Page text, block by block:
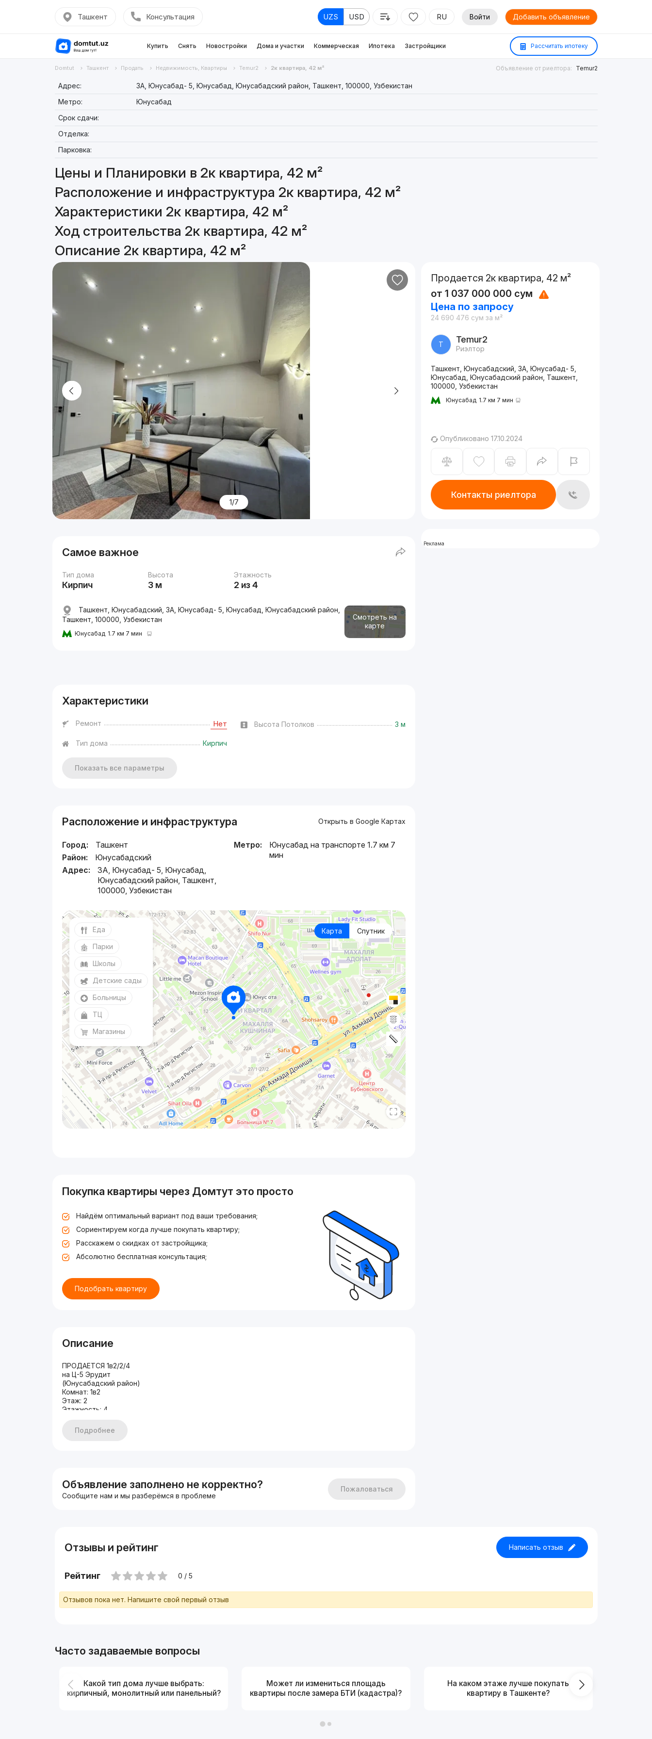
Ташкент Консультация UZS USD RU Войти Добавить объявление
Купить Снять Новостройки Дома и участки Коммерческая Ипотека Застройщики Рассчитать ипотеку
Domtut Ташкент Продать Недвижимость, Квартиры Temur2 2к квартира, 42 м² Объявление от риелтора: Temur2
Адрес:
3А, Юнусабад- 5, Юнусабад, Юнусабадский район, Ташкент, 100000, Узбекистан
Метро:
Юнусабад
Срок сдачи:
Отделка:
Парковка:
Цены и Планировки в 2к квартира, 42 м²
Расположение и инфраструктура 2к квартира, 42 м²
Характеристики 2к квартира, 42 м²
Ход строительства 2к квартира, 42 м²
Описание 2к квартира, 42 м²
1/7
Самое важное
Тип дома
Кирпич
Высота
3 м
Этажность
2 из 4
Смотреть на
карте
Ташкент, Юнусабадский, 3А, Юнусабад- 5, Юнусабад, Юнусабадский район,
Ташкент, 100000, Узбекистан
Юнусабад 1.7 км 7 мин
Характеристики
Ремонт Нет Высота Потолков 3 м
Тип дома Кирпич
Показать все параметры
Расположение и инфраструктура Открыть в Google Картах
Город:
Ташкент
Район:
Юнусабадский
Адрес:
3А, Юнусабад- 5, Юнусабад,
Юнусабадский район, Ташкент,
100000, Узбекистан
Метро:
Юнусабад на транспорте 1.7 км 7
мин
Карта Спутник
Еда
Парки
Школы
Детские сады
Больницы
ТЦ
Магазины
Покупка квартиры через Домтут это просто
Найдём оптимальный вариант под ваши требования;
Сориентируем когда лучше покупать квартиру;
Расскажем о скидках от застройщика;
Абсолютно бесплатная консультация;
Подобрать квартиру
Описание
ПРОДАЕТСЯ 1в2/2/4
на Ц-5 Эрудит
(Юнусабадский район)
Комнат: 1в2
Этаж: 2
Этажность: 4
Состояние: новый ремонт
С МЕБЕЛЬЮ И ТЕХНИКОЙ
Подробнее
Объявление заполнено не корректно?
Сообщите нам и мы разберёмся в проблеме
Пожаловаться
Продается 2к квартира, 42 м²
от 1 037 000 000 сум
Цена по запросу
24 690 476 сум за м²
T Temur2
Риэлтор
Ташкент, Юнусабадский, 3А, Юнусабад- 5,
Юнусабад, Юнусабадский район, Ташкент,
100000, Узбекистан
Юнусабад 1.7 км 7 мин
Опубликовано 17.10.2024
Контакты риелтора
Реклама
Отзывы и рейтинг Написать отзыв
Рейтинг 0 / 5
Отзывов пока нет. Напишите свой первый отзыв
Часто задаваемые вопросы
Какой тип дома лучше выбрать:
кирпичный, монолитный или панельный?
Может ли измениться площадь
квартиры после замера БТИ (кадастра)?
На каком этаже лучше покупать
квартиру в Ташкенте?